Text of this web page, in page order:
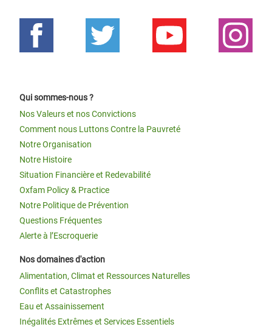
Qui sommes-nous ?
Nos Valeurs et nos Convictions
Comment nous Luttons Contre la Pauvreté
Notre Organisation
Notre Histoire
Situation Financière et Redevabilité
Oxfam Policy & Practice
Notre Politique de Prévention
Questions Fréquentes
Alerte à l’Escroquerie
Nos domaines d'action
Alimentation, Climat et Ressources Naturelles
Conflits et Catastrophes
Eau et Assainissement
Inégalités Extrêmes et Services Essentiels